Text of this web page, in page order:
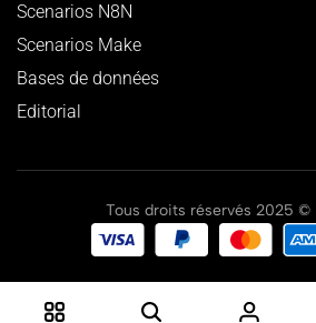
Scenarios N8N
Scenarios Make
Bases de données
Editorial
Tous droits réservés 2025 © |